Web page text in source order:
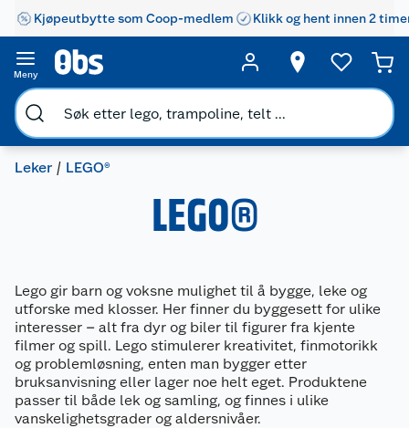
Kjøpeutbytte som Coop-medlem Klikk og hent innen 2
Meny
Leker LEGO®
LEGO®
Lego gir barn og voksne mulighet til å bygge, leke og
utforske med klosser. Her finner du byggesett for ulike
interesser – alt fra dyr og biler til figurer fra kjente
filmer og spill. Lego stimulerer kreativitet, finmotorikk
og problemløsning, enten man bygger etter
bruksanvisning eller lager noe helt eget. Produktene
passer til både lek og samling, og finnes i ulike
vanskelighetsgrader og aldersnivåer.